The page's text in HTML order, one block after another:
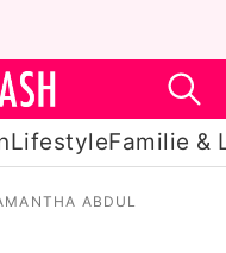
LifestyleFamilie &
ABDUL